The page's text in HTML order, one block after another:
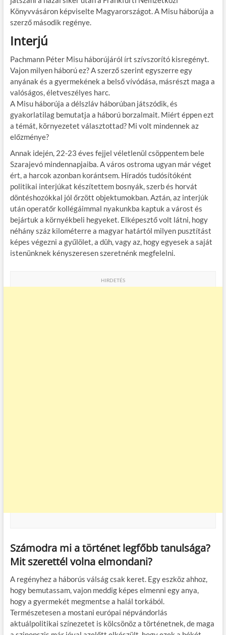
Könyvvásáron képviselte Magyarországot. A Misu háborúja a
szerző második regénye.
Interjú
Pachmann Péter Misu háborújáról írt szívszorító kisregényt.
Vajon milyen háború ez? A szerző szerint egyszerre egy
anyának és a gyermekének a belső vívódása, másrészt maga a
valóságos, életveszélyes harc.
A Misu háborúja a délszláv háborúban játszódik, és
gyakorlatilag bemutatja a háború borzalmait. Miért éppen ezt
a témát, környezetet választottad? Mi volt mindennek az
előzménye?
Annak idején, 22-23 éves fejjel véletlenül csöppentem bele
Szarajevó mindennapjaiba. A város ostroma ugyan már véget
ért, a harcok azonban korántsem. Híradós tudósítóként
politikai interjúkat készítettem bosnyák, szerb és horvát
döntéshozókkal jól őrzött objektumokban. Aztán, az interjúk
után operatőr kollégáimmal nyakunkba kaptuk a várost és
bejártuk a környékbeli hegyeket. Elképesztő volt látni, hogy
néhány száz kilométerre a magyar határtól milyen pusztítást
képes végezni a gyűlölet, a düh, vagy az, hogy egyesek a saját
istenünknek kényszeresen szeretnénk megfelelni.
HIRDETÉS
Számodra mi a történet legfőbb tanulsága?
Mit szerettél volna elmondani?
A regényhez a háborús válság csak keret. Egy eszköz ahhoz,
hogy bemutassam, vajon meddig képes elmenni egy anya,
hogy a gyermekét megmentse a halál torkából.
Természetesen a mostani európai népvándorlás
aktuálpolitikai színezetet is kölcsönöz a történetnek, de maga